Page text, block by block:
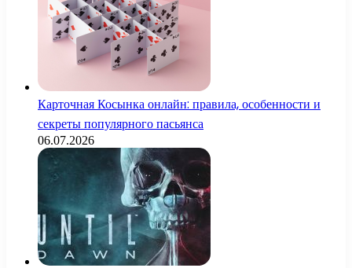
Карточная Косынка онлайн: правила, особенности и
секреты популярного пасьянса
06.07.2026